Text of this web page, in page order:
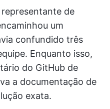
representante de
um
confundido três
Enquanto isso,
do GitHub de
a documentação de
exata.